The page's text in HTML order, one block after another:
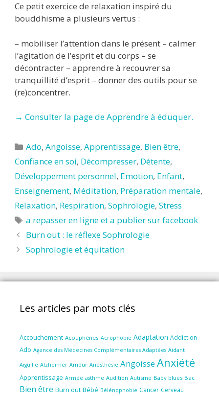
Ce petit exercice de relaxation inspiré du
bouddhisme a plusieurs vertus :
– mobiliser l’attention dans le présent – calmer
l’agitation de l’esprit et du corps – se
décontracter – apprendre à recouvrer sa
tranquillité d’esprit – donner des outils pour se
(re)concentrer.
→ Consulter la page de Apprendre à éduquer.
Catégories
Ado,Angoisse,Apprentissage, Bien être,
Confiance en soi, Décompresser, Détente,
Développement personnel, Emotion, Enfant,
Enseignement, Méditation, Préparation mentale,
Relaxation, Respiration, Sophrologie, Stress
Étiquettes
a repasser en ligne et a publier sur facebook
Burn out : le réflexe Sophrologie
Sophrologie et équitation
Les articles par mots clés
Accouchement Acouphènes Acrophobie Adaptation Addiction
Ado Agence des Médecines Complémentaires Adaptées Aidant
Aiguille Alzheimer Amour Anesthésie Angoisse Anxiété
Apprentissage Armée asthme Audition Autisme Baby blues Bac
Bien être Burn out Bébé Bélénophobie Cancer Cerveau